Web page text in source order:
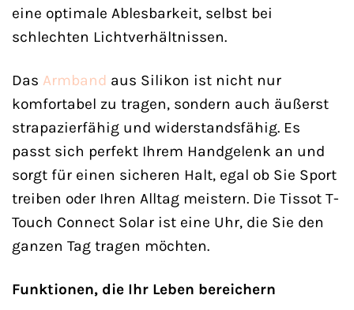
eine optimale Ablesbarkeit, selbst bei
schlechten Lichtverhältnissen.
Das Armband aus Silikon ist nicht nur
komfortabel zu tragen, sondern auch äußerst
strapazierfähig und widerstandsfähig. Es
passt sich perfekt Ihrem Handgelenk an und
sorgt für einen sicheren Halt, egal ob Sie Sport
treiben oder Ihren Alltag meistern. Die Tissot T-
Touch Connect Solar ist eine Uhr, die Sie den
ganzen Tag tragen möchten.
Funktionen, die Ihr Leben bereichern